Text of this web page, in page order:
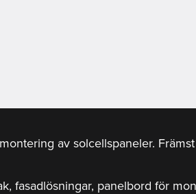
av solcellspaneler.
fasadlösningar, panelbord för